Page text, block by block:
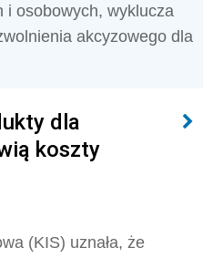
i osobowych, wyklucza
akcyzowego dla
dla
koszty
(KIS) uznała, że